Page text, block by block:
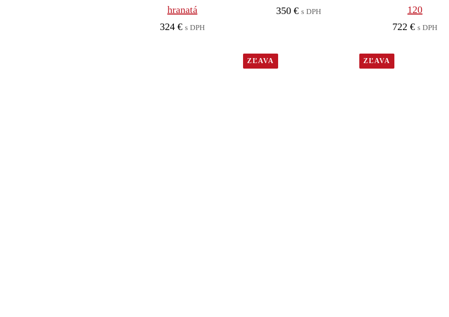
hranatá
324 € s DPH
350 € s DPH
120
722€ s DPH
ZĽAVA ZĽAVA